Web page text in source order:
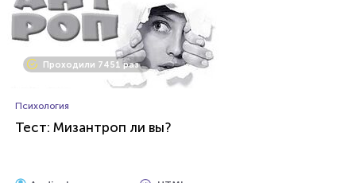
Проходили 252 раза
Психология
Легко ли вас обмануть?
Проходили 7451 раз
Психология
Тест: Мизантроп ли вы?